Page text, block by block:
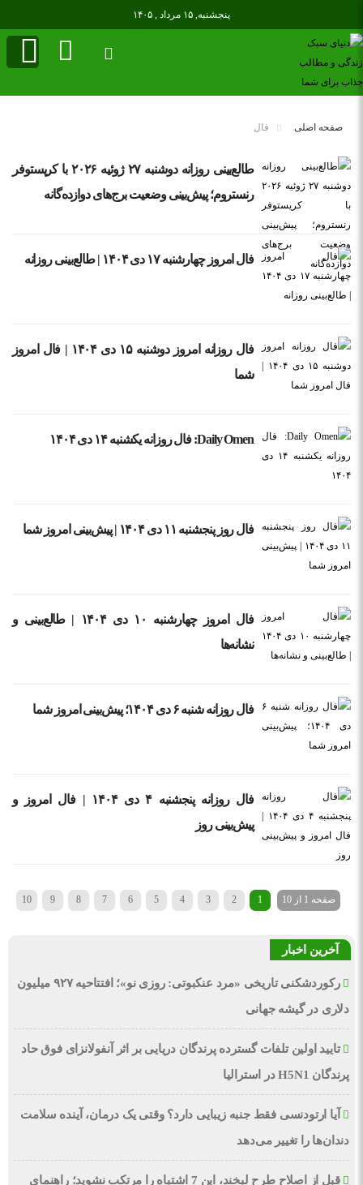
پنجشنبه, ۱۵ مرداد , ۱۴۰۵
صفحه اصلی فال
طالع‌بینی روزانه دوشنبه ۲۷ ژوئیه ۲۰۲۶ با کریستوفر
رنستروم؛ پیش‌بینی وضعیت برج‌های دوازده‌گانه
فال امروز چهارشنبه ۱۷ دی ۱۴۰۴ | طالع‌بینی روزانه
فال روزانه امروز دوشنبه ۱۵ دی ۱۴۰۴ | فال امروز
شما
Daily Omen: فال روزانه یکشنبه ۱۴ دی ۱۴۰۴
فال روز پنجشنبه ۱۱ دی ۱۴۰۴ | پیش‌بینی امروز شما
فال امروز چهارشنبه ۱۰ دی ۱۴۰۴ | طالع‌بینی و
نشانه‌ها
فال روزانه شنبه ۶ دی ۱۴۰۴؛ پیش‌بینی امروز شما
فال روزانه پنجشنبه ۴ دی ۱۴۰۴ | فال امروز و
پیش‌بینی روز
صفحه 1 از 10 1
2
3
4
5
6
7
8
9
10
آخرین اخبار
رکوردشکنی تاریخی «مرد عنکبوتی: روزی نو»؛ افتتاحیه ۹۲۷ میلیون
دلاری در گیشه جهانی
تایید اولین تلفات گسترده پرندگان دریایی بر اثر آنفولانزای فوق حاد
پرندگان H5N1 در استرالیا
آیا ارتودنسی فقط جنبه زیبایی دارد؟ وقتی یک درمان، آینده سلامت
دندان‌ها را تغییر می‌دهد
قبل از اصلاح طرح لبخند، این 7 اشتباه را مرتکب نشوید؛ راهنمای